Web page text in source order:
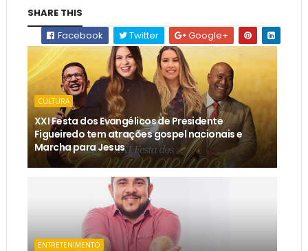
SHARE THIS
Facebook
Twitter Google+
CULTURA
XXI Festa dos Evangélicos de Presidente
Figueiredo tem atrações gospel nacionais e
Marcha para Jesus
ENTRETENIMENTO